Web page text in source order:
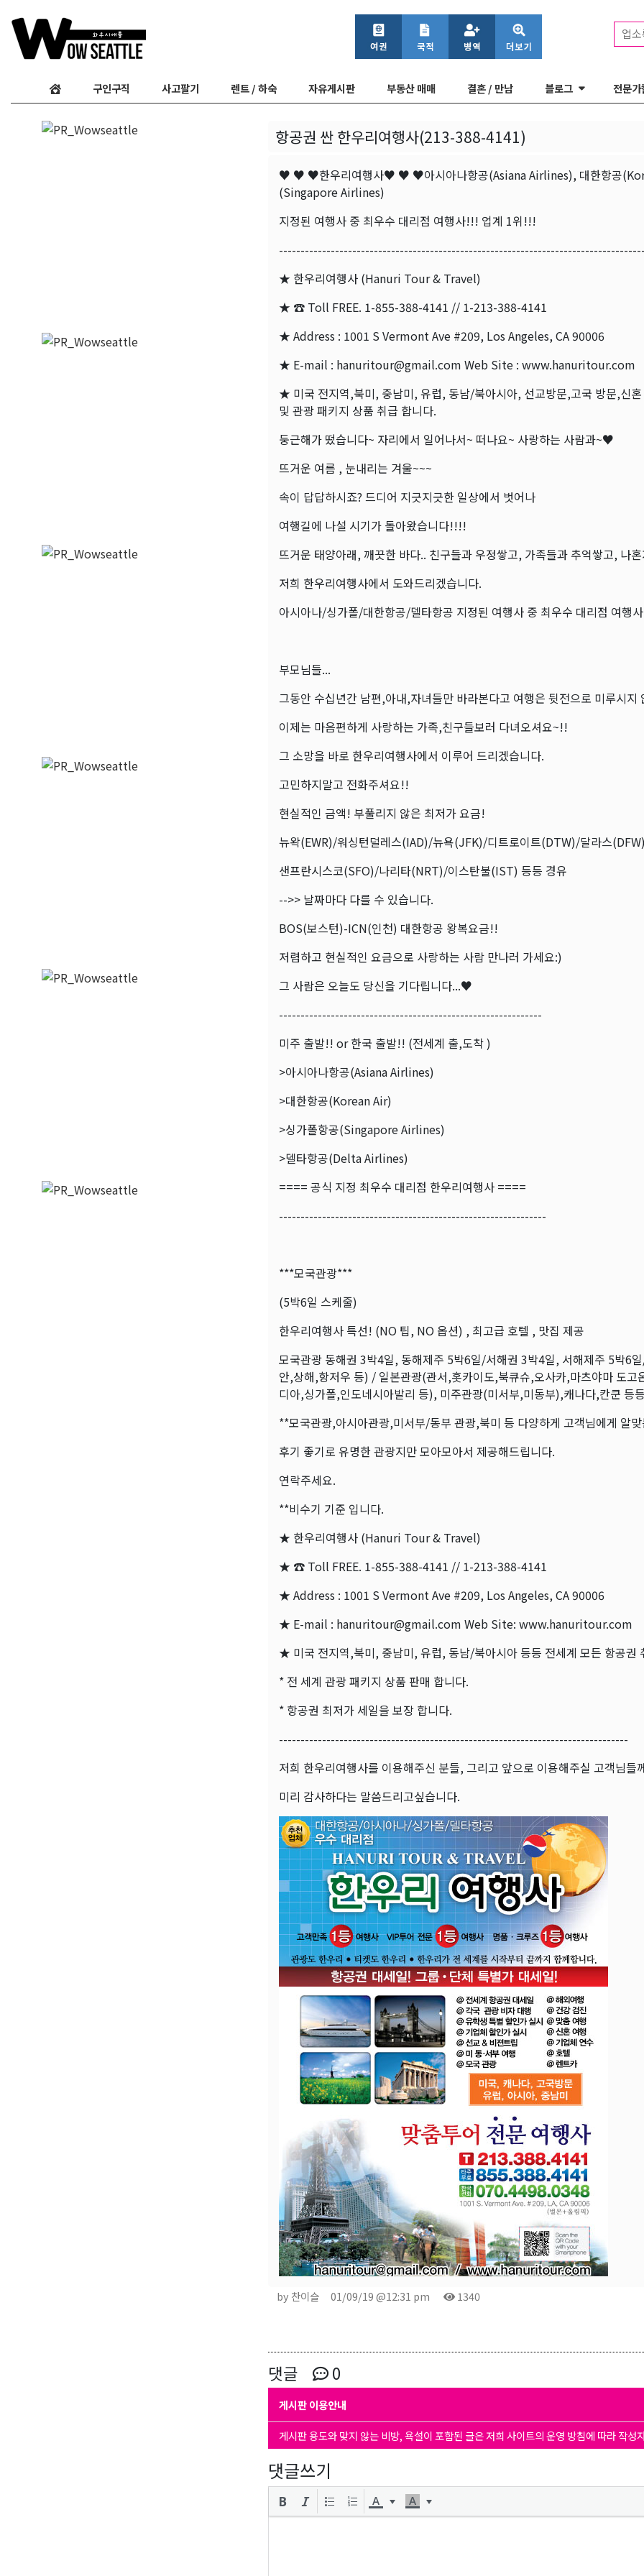
업
구인구직 사고팔기 렌트 / 하숙 자유게시판 부동산 매매 결혼 / 만남 블로그 전문가
항공권 싼 한우리여행사(213-388-4141)
♥ ♥ ♥한우리여행사♥ ♥ ♥아시아나항공(Asiana Airlines), 대한항공
(Singapore Airlines)
지정된 여행사 중 최우수 대리점 여행사!!! 업계 1위!!!
★ 한우리여행사 (Hanuri Tour & Travel)
★ ☎ Toll FREE. 1-855-388-4141 // 1-213-388-4141
★ Address : 1001 S Vermont Ave #209, Los Angeles, CA 90006
★ E-mail : hanuritour@gmail.com Web Site : www.hanuritour.com
★ 미국 전지역,북미, 중남미, 유럽, 동남/북아시아, 선교방문,고국 방문,신
및 관광 패키지 상품 취급 합니다.
둥근해가 떴습니다~ 자리에서 일어나서~ 떠나요~ 사랑하는 사람과~♥
뜨거운 여름 , 눈내리는 겨울~~~
속이 답답하시죠? 드디어 지긋지긋한 일상에서 벗어나
여행길에 나설 시기가 돌아왔습니다!!!!
뜨거운 태양아래, 깨끗한 바다.. 친구들과 우정쌓고, 가족들과 추억쌓고, 나
저희 한우리여행사에서 도와드리겠습니다.
아시아나/싱가폴/대한항공/델타항공 지정된 여행사 중 최우수 대리점 여행
부모님들...
그동안 수십년간 남편,아내,자녀들만 바라본다고 여행은 뒷전으로 미루시지
이제는 마음편하게 사랑하는 가족,친구들보러 다녀오셔요~!!
그 소망을 바로 한우리여행사에서 이루어 드리겠습니다.
고민하지말고 전화주셔요!!
현실적인 금액! 부풀리지 않은 최저가 요금!
뉴왁(EWR)/워싱턴덜레스(IAD)/뉴욕(JFK)/디트로이트(DTW)/달라스
샌프란시스코(SFO)/나리타(NRT)/이스탄불(IST) 등등 경유
-->> 날짜마다 다를 수 있습니다.
BOS(보스턴)-ICN(인천) 대한항공 왕복요금!!
저렴하고 현실적인 요금으로 사랑하는 사람 만나러 가세요:)
그 사람은 오늘도 당신을 기다립니다...♥
-------------------------------------------------------------
미주 출발!! or 한국 출발!! (전세계 출,도착 )
>아시아나항공(Asiana Airlines)
>대한항공(Korean Air)
>싱가폴항공(Singapore Airlines)
>델타항공(Delta Airlines)
==== 공식 지정 최우수 대리점 한우리여행사 ====
--------------------------------------------------------------
***모국관광***
(5박6일 스케줄)
한우리여행사 특선! (NO 팁, NO 옵션) , 최고급 호텔 , 맛집 제공
모국관광 동해권 3박4일, 동해제주 5박6일/서해권 3박4일, 서해제주 5박6
안,상해,항저우 등) / 일본관광(관서,홋카이도,북큐슈,오사카,마츠야마 도
디아,싱가폴,인도네시아발리 등), 미주관광(미서부,미동부),캐나다,칸쿤 등등
**모국관광,아시아관광,미서부/동부 관광,북미 등 다양하게 고객님에게 알
후기 좋기로 유명한 관광지만 모아모아서 제공해드립니다.
연락주세요.
**비수기 기준 입니다.
★ 한우리여행사 (Hanuri Tour & Travel)
★ ☎ Toll FREE. 1-855-388-4141 // 1-213-388-4141
★ Address : 1001 S Vermont Ave #209, Los Angeles, CA 90006
★ E-mail : hanuritour@gmail.com Web Site: www.hanuritour.com
★ 미국 전지역,북미, 중남미, 유럽, 동남/북아시아 등등 전세계 모든 항공권
* 전 세계 관광 패키지 상품 판매 합니다.
* 항공권 최저가 세일을 보장 합니다.
---------------------------------------------------------------------------------
저희 한우리여행사를 이용해주신 분들, 그리고 앞으로 이용해주실 고객님들
미리 감사하다는 말씀드리고싶습니다.
by 찬이슬 01/09/19 @12:31 pm 1340
댓글 0
게시판 이용안내
게시판 용도와 맞지 않는 비방, 욕설이 포함된 글은 저희 사이트의 운영 방침에 따라 작
댓글쓰기